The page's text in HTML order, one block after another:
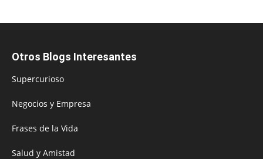
Otros Blogs Interesantes
Supercurioso
Negocios y Empresa
Frases de la Vida
Salud y Amistad